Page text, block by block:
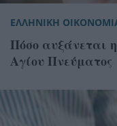
ΕΛΛΗΝΙΚΗ
Πόσο αυξάνεται
Αγίου Πνεύματος